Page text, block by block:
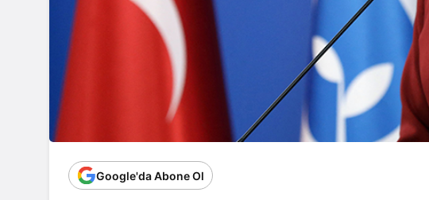
Google'da Abone Ol